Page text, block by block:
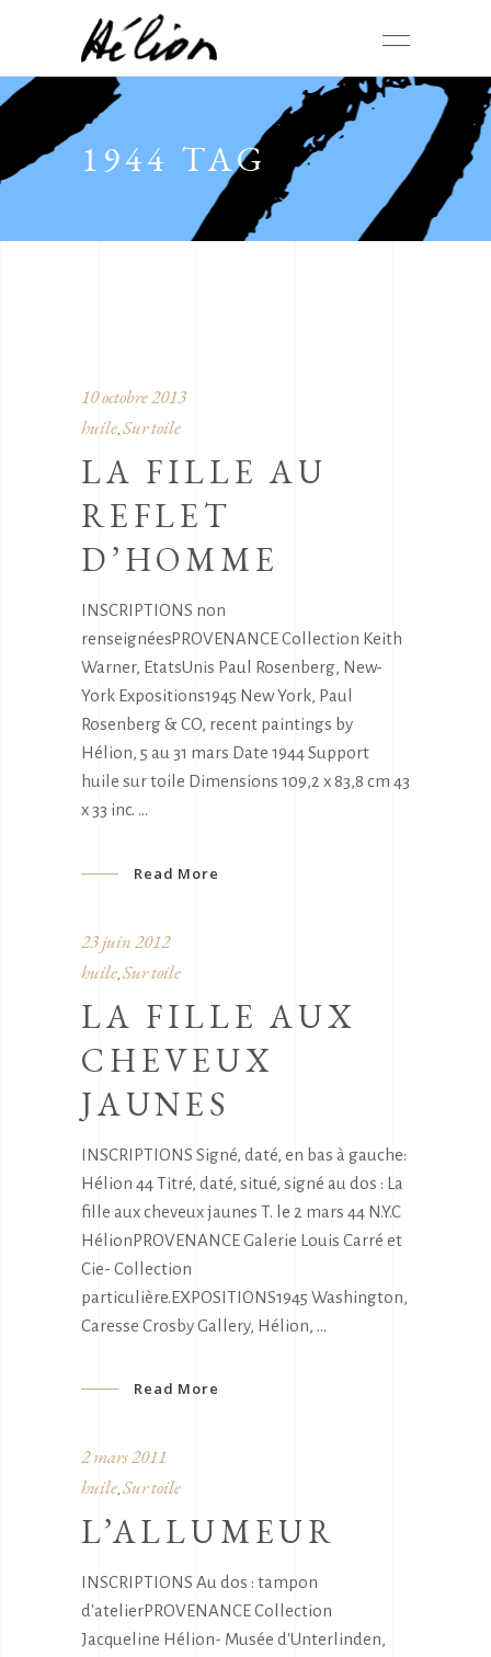
1944 TAG
10 octobre 2013
huile, Sur toile
LA FILLE AU
REFLET
D’HOMME
INSCRIPTIONS non
renseignéesPROVENANCE Collection Keith
Warner, EtatsUnis Paul Rosenberg, New-
York Expositions1945 New York, Paul
Rosenberg & CO, recent paintings by
Hélion, 5 au 31 mars Date 1944 Support
huile sur toile Dimensions 109,2 x 83,8 cm 43
x 33 inc.
Read More
23 juin 2012
huile Sur toile
LA FILLE AUX
CHEVEUX
JAUNES
INSCRIPTIONS Signé, daté, en bas à gauche:
Hélion 44 Titré, daté, situé, signé au dos : La
fille aux cheveux jaunes T. le 2 mars 44 N.Y.C
HélionPROVENANCE Galerie Louis Carré et
Cie- Collection
particulière.EXPOSITIONS1945 Washington,
Caresse Crosby Gallery, Hélion,
Read More
2 mars 2011
huile, Sur toile
L’ALLUMEUR
INSCRIPTIONS Au dos : tampon
d'atelierPROVENANCE Collection
Jacqueline Hélion- Musée d'Unterlinden,